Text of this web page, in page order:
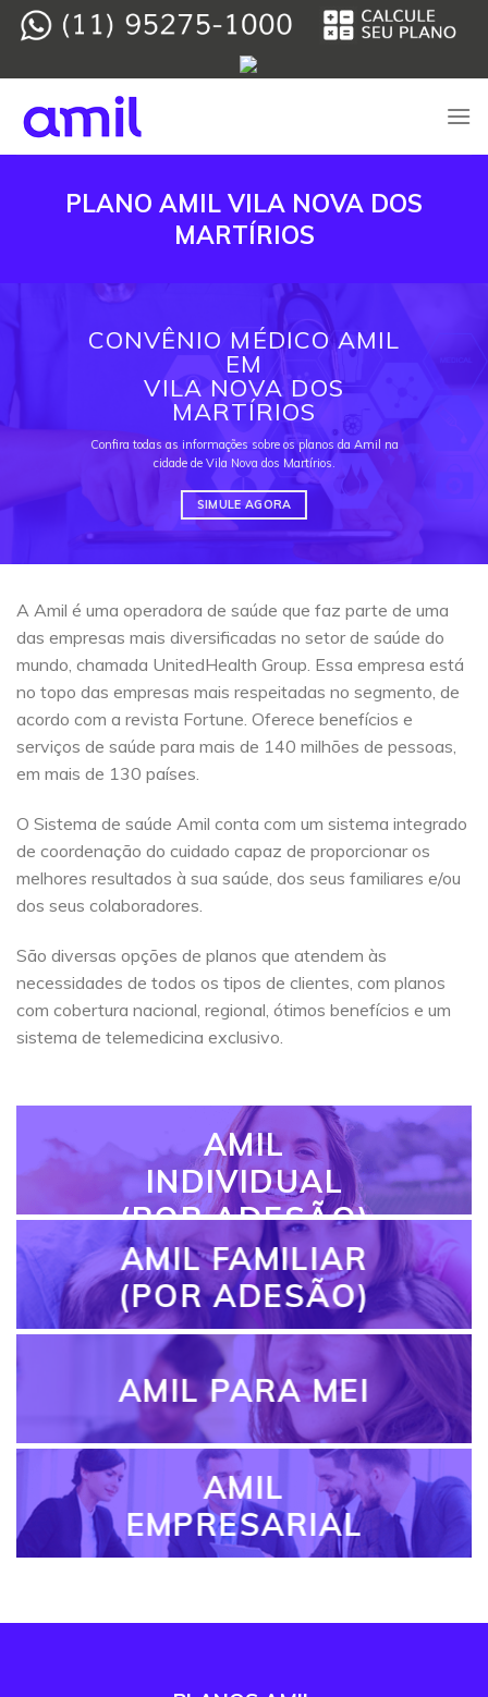
Skip
PLANO AMIL VILA NOVA DOS
MARTÍRIOS
CONVÊNIO MÉDICO AMIL
EM
VILA NOVA DOS
MARTÍRIOS
Confira todas as informações sobre os planos da Amil na
cidade de Vila Nova dos Martírios.
SIMULE AGORA
A Amil é uma operadora de saúde que faz parte de uma
das empresas mais diversificadas no setor de saúde do
mundo, chamada UnitedHealth Group. Essa empresa está
no topo das empresas mais respeitadas no segmento, de
acordo com a revista Fortune. Oferece benefícios e
serviços de saúde para mais de 140 milhões de pessoas,
em mais de 130 países.
O Sistema de saúde Amil conta com um sistema integrado
de coordenação do cuidado capaz de proporcionar os
melhores resultados à sua saúde, dos seus familiares e/ou
dos seus colaboradores.
São diversas opções de planos que atendem às
necessidades de todos os tipos de clientes, com planos
com cobertura nacional, regional, ótimos benefícios e um
sistema de telemedicina exclusivo.
AMIL
INDIVIDUAL
(POR ADESÃO)
AMIL FAMILIAR
(POR ADESÃO)
AMIL PARA MEI
AMIL
EMPRESARIAL